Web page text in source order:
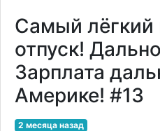
Самый лёгкий
отпуск!
Зарплата
Америке! #13
2 месяца назад